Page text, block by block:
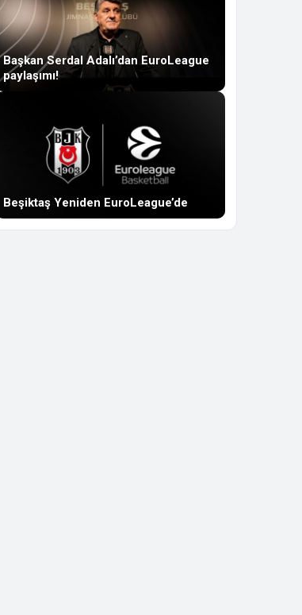
Başkan Serdal Adalı’dan EuroLeague
paylaşımı!
Beşiktaş Yeniden EuroLeague’de